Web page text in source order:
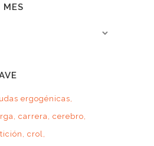
MES
ergogénicas
carrera cerebro
crol